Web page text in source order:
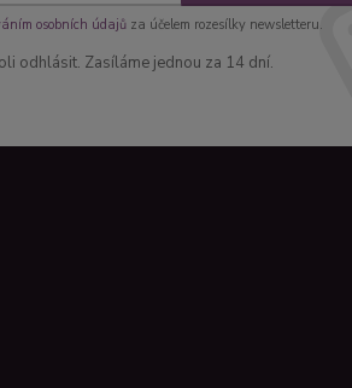
osobních údajůza účelem rozesílky newsletteru.
odhlásit. Zasíláme jednou za 14 dní.